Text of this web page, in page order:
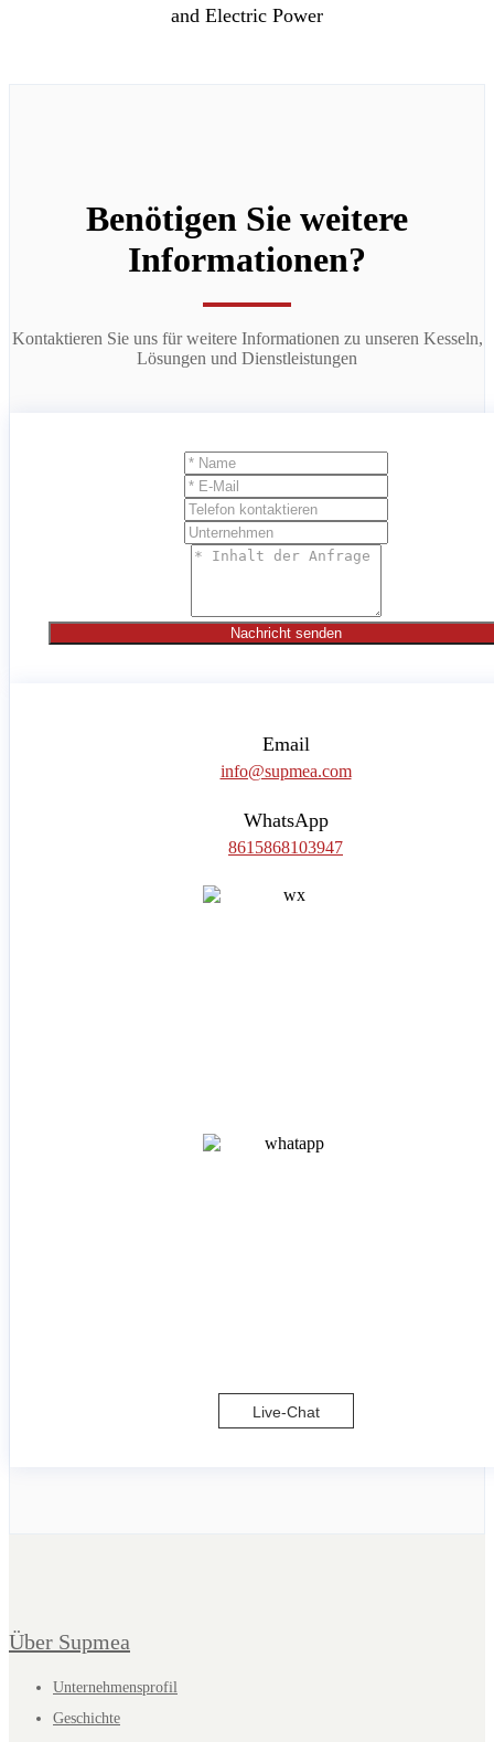
Benötigen Sie weitere
Informationen?
Kontaktieren Sie uns für weitere Informationen zu unseren Kesseln,
Lösungen und Dienstleistungen
Nachricht senden
Email
info@supmea.com
WhatsApp
8615868103947
Live-Chat
Über Supmea
Unternehmensprofil
Geschichte